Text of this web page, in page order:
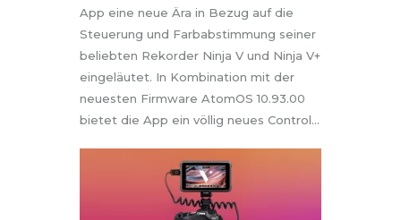
App eine neue Ära in Bezug auf die
Steuerung und Farbabstimmung seiner
beliebten Rekorder Ninja V und Ninja V+
eingeläutet. In Kombination mit der
neuesten Firmware AtomOS 10.93.00
bietet die App ein völlig neues Control…